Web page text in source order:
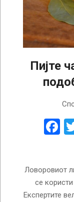
Пијте
Ловоровиот
се
Експертите